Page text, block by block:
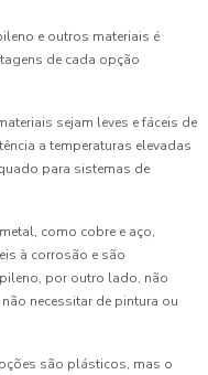
e outros materiais é
de cada opção
sejam leves e fáceis de
a temperaturas elevadas
para sistemas de
como cobre e aço,
à corrosão e são
por outro lado, não
necessitar de pintura ou
são plásticos, mas o